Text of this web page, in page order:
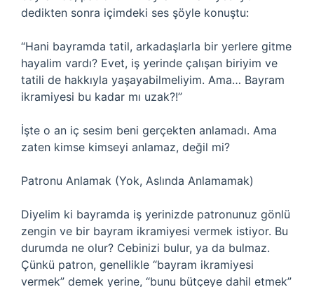
dedikten sonra içimdeki ses şöyle konuştu:
“Hani bayramda tatil, arkadaşlarla bir yerlere gitme
hayalim vardı? Evet, iş yerinde çalışan biriyim ve
tatili de hakkıyla yaşayabilmeliyim. Ama… Bayram
ikramiyesi bu kadar mı uzak?!”
İşte o an iç sesim beni gerçekten anlamadı. Ama
zaten kimse kimseyi anlamaz, değil mi?
Patronu Anlamak (Yok, Aslında Anlamamak)
Diyelim ki bayramda iş yerinizde patronunuz gönlü
zengin ve bir bayram ikramiyesi vermek istiyor. Bu
durumda ne olur? Cebinizi bulur, ya da bulmaz.
Çünkü patron, genellikle “bayram ikramiyesi
vermek” demek yerine, “bunu bütçeye dahil etmek”